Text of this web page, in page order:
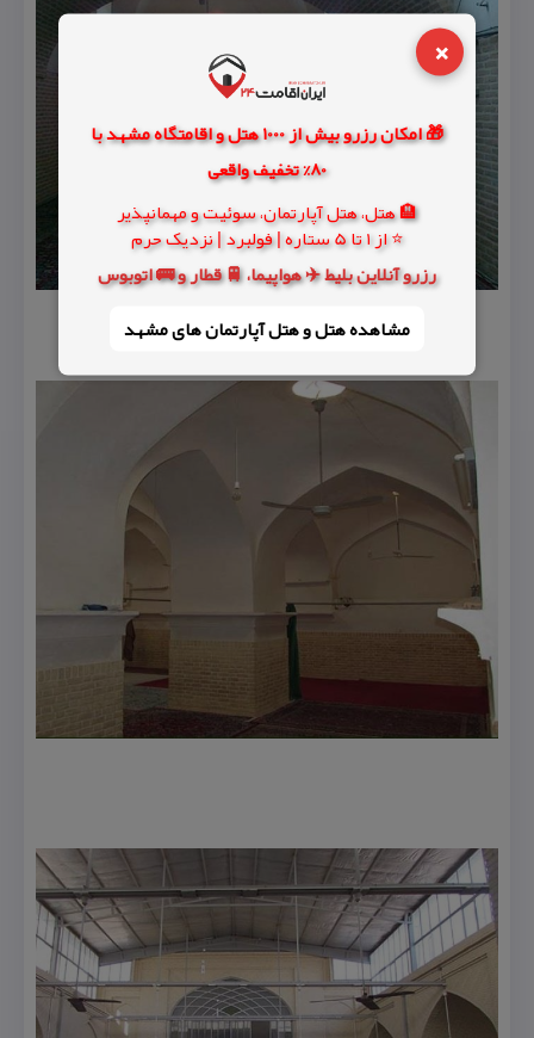
×
🎁 امکان رزرو بیش از 1000 هتل و اقامتگاه مشهد با
80% تخفیف واقعی
🏨 هتل، هتل آپارتمان، سوئیت و مهمانپذیر
⭐ از 1 تا 5 ستاره | فولبرد | نزدیک حرم
رزرو آنلاین بلیط ✈️ هواپیما، 🚆 قطار و 🚌 اتوبوس
مشاهده هتل و هتل‌ آپارتمان های مشهد